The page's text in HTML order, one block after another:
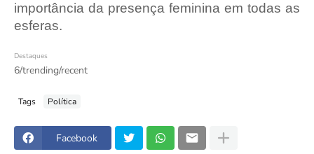
importância da presença feminina em todas as
esferas.
Destaques
6/trending/recent
Tags Política
Facebook